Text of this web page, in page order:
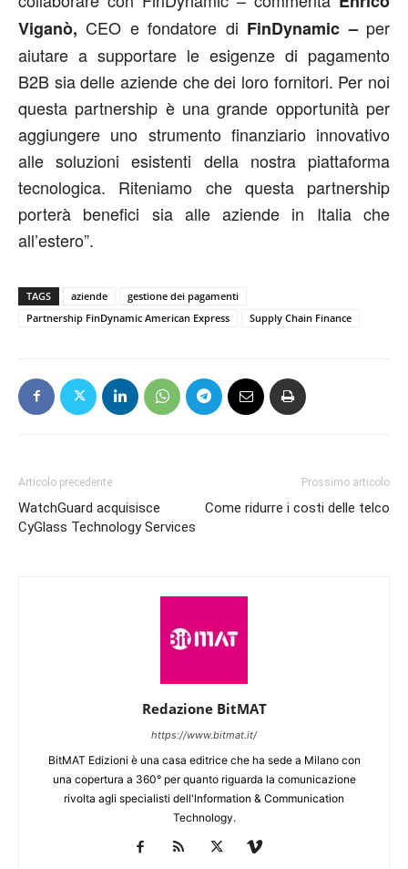
Viganò, CEO e fondatore di FinDynamic –per
aiutare a supportare le esigenze di pagamento
B2B sia delle aziende che dei loro fornitori. Per noi
questa partnership è una grande opportunità per
aggiungere uno strumento finanziario innovativo
alle soluzioni esistenti della nostra piattaforma
tecnologica. Riteniamo che questa partnership
porterà benefici sia alle aziende in Italia che
all’estero”.
TAGS aziende
gestione dei pagamenti
Partnership FinDynamic American Express
Supply Chain Finance
Articolo precedente
WatchGuard acquisisce
CyGlass Technology Services
Prossimo articolo
Come ridurre i costi delle telco
Redazione BitMAT
https://www.bitmat.it/
BitMAT Edizioni è una casa editrice che ha sede a Milano con
una copertura a 360° per quanto riguarda la comunicazione
rivolta agli specialisti dell'lnformation & Communication
Technology.